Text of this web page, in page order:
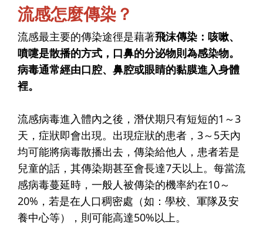
流感怎麼傳染？
流感最主要的傳染途徑是藉著飛沫傳染：咳嗽、
噴嚏是散播的方式，口鼻的分泌物則為感染物。
病毒通常經由口腔、鼻腔或眼睛的黏膜進入身體
裡。
流感病毒進入體內之後，潛伏期只有短短的1～3
天，症狀即會出現。出現症狀的患者，3～5天內
均可能將病毒散播出去，傳染給他人，患者若是
兒童的話，其傳染期甚至會長達7天以上。每當流
感病毒蔓延時，一般人被傳染的機率約在10～
20%，若是在人口稠密處（如：學校、軍隊及安
養中心等），則可能高達50%以上。